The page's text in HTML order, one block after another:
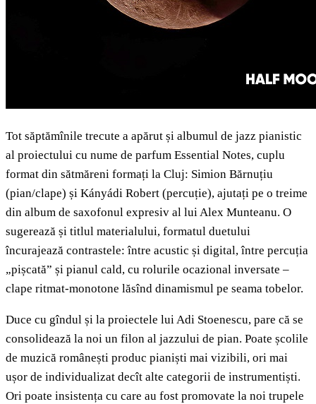
Tot săptămînile trecute a apărut și albumul de jazz pianistic
al proiectului cu nume de parfum Essential Notes, cuplu
format din sătmăreni formați la Cluj: Simion Bărnuțiu
(pian/clape) și Kányádi Robert (percuție), ajutați pe o treime
din album de saxofonul expresiv al lui Alex Munteanu. O
sugerează și titlul materialului, formatul duetului
încurajează contrastele: între acustic și digital, între percuția
„pișcată” și pianul cald, cu rolurile ocazional inversate –
clape ritmat-monotone lăsînd dinamismul pe seama tobelor.
Duce cu gîndul și la proiectele lui Adi Stoenescu, pare că se
consolidează la noi un filon al jazzului de pian. Poate școlile
de muzică românești produc pianiști mai vizibili, ori mai
ușor de individualizat decît alte categorii de instrumentiști.
Ori poate insistența cu care au fost promovate la noi trupele